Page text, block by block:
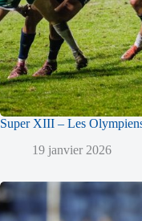
Super XIII – Les
19 janvier 2026